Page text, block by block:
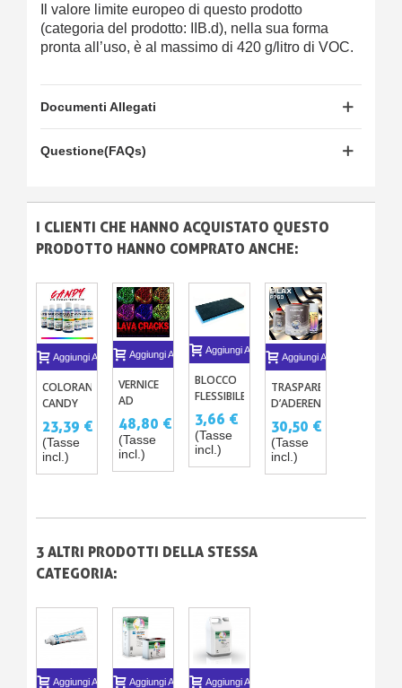
Il valore limite europeo di questo prodotto
(categoria del prodotto: IIB.d), nella sua forma
pronta all’uso, è al massimo di 420 g/litro di VOC.
Documenti Allegati
Questione(FAQs)
I CLIENTI CHE HANNO ACQUISTATO QUESTO
PRODOTTO HANNO COMPRATO ANCHE:
Aggiungi Al Carrello
COLORANTI
CANDY
CONCENTRATI
PER
VERNICE
23,39 €
(Tasse
incl.)
Aggiungi Al Carrello
VERNICE
AD
EFFETTO
SCREPOLATO
- LAVA
CRACKS
48,80 €
(Tasse
incl.)
Aggiungi Al Carrello
BLOCCO
FLESSIBILE
SEMI
DURO
PER
LEVIGATURA
3,66 €
(Tasse
incl.)
Aggiungi Al Carrello
TRASPARENTE
D’ADERENZA
PER
CROMO E
METALLI
DIFFICILI
30,50 €
(Tasse
incl.)
3 ALTRI PRODOTTI DELLA STESSA
CATEGORIA:
Aggiungi Al CarrelloAggiungi Al CarrelloAggiungi Al Carrello